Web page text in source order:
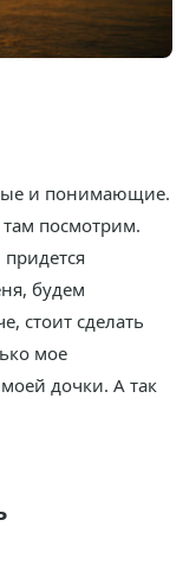
и понимающие.
там посмотрим.
придется
будем
стоит сделать
мое
дочки. А так